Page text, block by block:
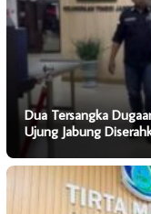
Dua Tersangka
Ujung Jabung